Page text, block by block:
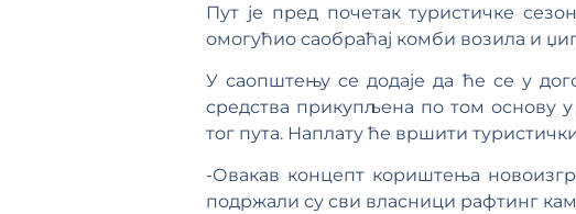
Пут је пред почетак туристичке
омогућио саобраћај комби возила и
У саопштењу се додаје да ће се у
средства прикупљена по том основу
тог пута. Наплату ће вршити
-Овакав концепт кориштења
подржали су сви власници рафтинг